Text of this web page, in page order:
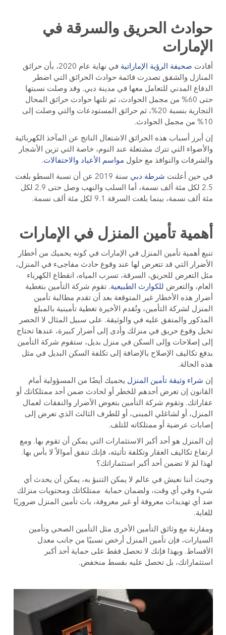
حوادث الحريق والسرقة في
الإمارات
أفادت صحيفة الرؤية الإماراتية
في نهاية عام 2020، بأن حرائق
المنازل والشقق تصدرت قائمة حوادث الحرائق التي اضطر
الدفاع المدني للتعامل معها في مدينة دبي. وقد وصلت نسبتها
حتى 60% من مجمل الحوادث، ثم تلتها حوادث حرائق المحال
التجارية بنسبة 20%، ثم حرائق المستودعات والتي وصلت إلى
10% من مجمل الحوادث.
إن أبرز أسباب هذه الحرائق الاشتعال الناتج عن المآخذ الكهربائية
والأضواء التي تترك مشتعلة عند النوم، خاصة التي تزين الأشجار
والشرفات والنوافذ مع حلول مواسم الأعياد والاحتفالات.
في حين أعلنت شرطة دبي
سنة 2019 عن أن نسبة السطو بلغت
2.5 لكل مئة ألف نسمة، أما السلب والنهب وصل حتى 2.9 لكل
مئة ألف نسمة، بينما بلغت السرقة 9.1 لكل مئة ألف نسمة.
أهمية تأمين المنزل في الإمارات
تنبع أهمية تأمين المنزل في الإمارات في كونه يحميك من أخطار
الأضرار التي قد تتعرض لها عند وقوع حادث مفاجىء في المنزل،
مثل التعرض للحريق، السرقة، تسرب المياه، انقطاع الكهرباء
العام، والتعرض للكوارث الطبيعية. تقوم شركة التأمين بتغطية
أضرار هذه الأخطار غير المتوقعة بعد أن تقدم مطالبة تأمين
المنزل لشركة التأمين، وتُقدم الأخيرة تغطية تأمينية بالمبلغ
المذكور والمتفق عليه في والوثيقة. على سبيل المثال لا الحصر
تخيل وقوع حريق في منزلك وأدى إلى أضرار كبيرة، عندها تحتاج
إلى إصلاحات وإلى السكن في منزل بديل، ستقوم شركة التأمين
بدفع تكاليف الإصلاح بالإضافة إلى تكلفة السكن البديل في مثل
هذه الحالة.
إن شراء وثيقة تأمين المنزل يحميك أيضًا من المسؤولية أمام
القانون إن تعرض أحدهم للخطر أو لحادث ضمن أحد ممتلكاتك أو
عقاراتك. وتقوم شركة التأمين بتعوض الأضرار والنفقات لعمال
المنزل، أو لشاغلي المبنى، أو للطرف الثالث الذي تعرض إلى
إصابات عرضية أو ممتلكاته للتلف.
إن المنزل هو أحد أكبر الاستثمارات التي يمكن أن تقوم بها. ومع
ارتفاع تكاليف العقار وتكلفة تأثيثه، فإنك تنفق أموالاً لا بأس بها.
لهذا لمَ لا تضمن أحد أكبر استثماراتك؟
وحيث أننا نعيش في عالم لا يمكن التنبؤ به، يمكن أن يحدث أي
شيء وفي أي وقت، ولضمان حماية ممتلكاتك ومحتويات منزلك
ضد أي تهديدات معروفة أو غير معروفة، بات تأمين المنزل ضروريًا
للغاية.
ومقارنة مع وثائق التأمين الأخرى مثل التأمين الصحي وتأمين
السيارات، فإن تأمين المنزل أرخص نسبيًا من جانب معدل
الأقساط. وبهذا فإنك لا تحصل فقط على حماية أحد أكبر
استثماراتك، بل تحصل عليه بقسط منخفض.